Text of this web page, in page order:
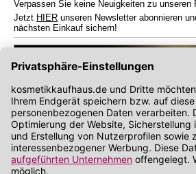
Verpassen Sie keine Neuigkeiten zu unseren
Jetzt HIER unseren Newsletter abonnieren
nächsten Einkauf sichern!